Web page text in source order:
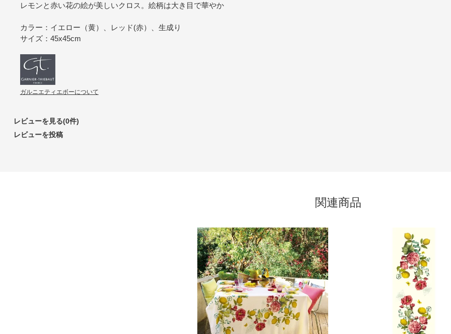
レモンと赤い花の絵が美しいクロス。絵柄は大き目で華やか
カラー：イエロー（黄）、レッド(赤）、生成り
サイズ：45x45cm
ガルニエティエボーについて
レビューを見る(0件)
レビューを投稿
関連商品